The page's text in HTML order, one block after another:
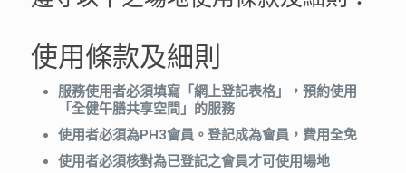
使用條款及細則
服務使用者必須填寫「網上登記表格」，預約使用
「全健午膳共享空間」的服務
使用者必須為PH3會員。登記成為會員，費用全免
使用者必須核對為已登記之會員才可使用場地